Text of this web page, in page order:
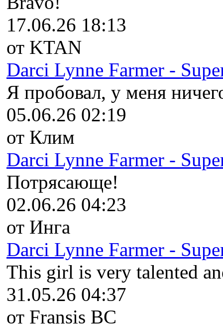
17.06.26 18:13
от KTAN
Darci Lynne Farmer -
Я пробовал, у меня
05.06.26 02:19
от Клим
Darci Lynne Farmer -
Потрясающе!
02.06.26 04:23
от Инга
Darci Lynne Farmer -
This girl is very talented
31.05.26 04:37
от Fransis BC